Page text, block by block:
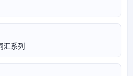
汇系列